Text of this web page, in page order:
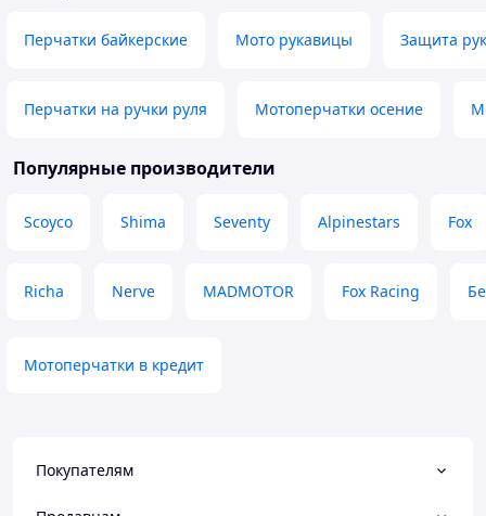
Перчатки байкерские Мото рукавицы Защита рук
Перчатки на ручки руля Мотоперчатки осение
Популярные производители
Scoyco Shima Seventy Alpinestars Fox
Richa Nerve MADMOTOR Fox Racing
Мотоперчатки в кредит
Покупателям